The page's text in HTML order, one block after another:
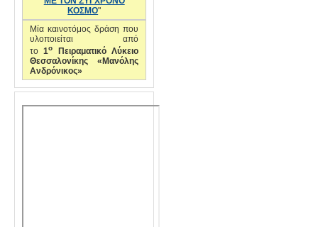
ΚΟΣΜΟ"
Μία καινοτόμος δράση που
υλοποιείται από
το1ο
Πειραματικό Λύκειο
Θεσσαλονίκης «Μανόλης
Ανδρόνικος»